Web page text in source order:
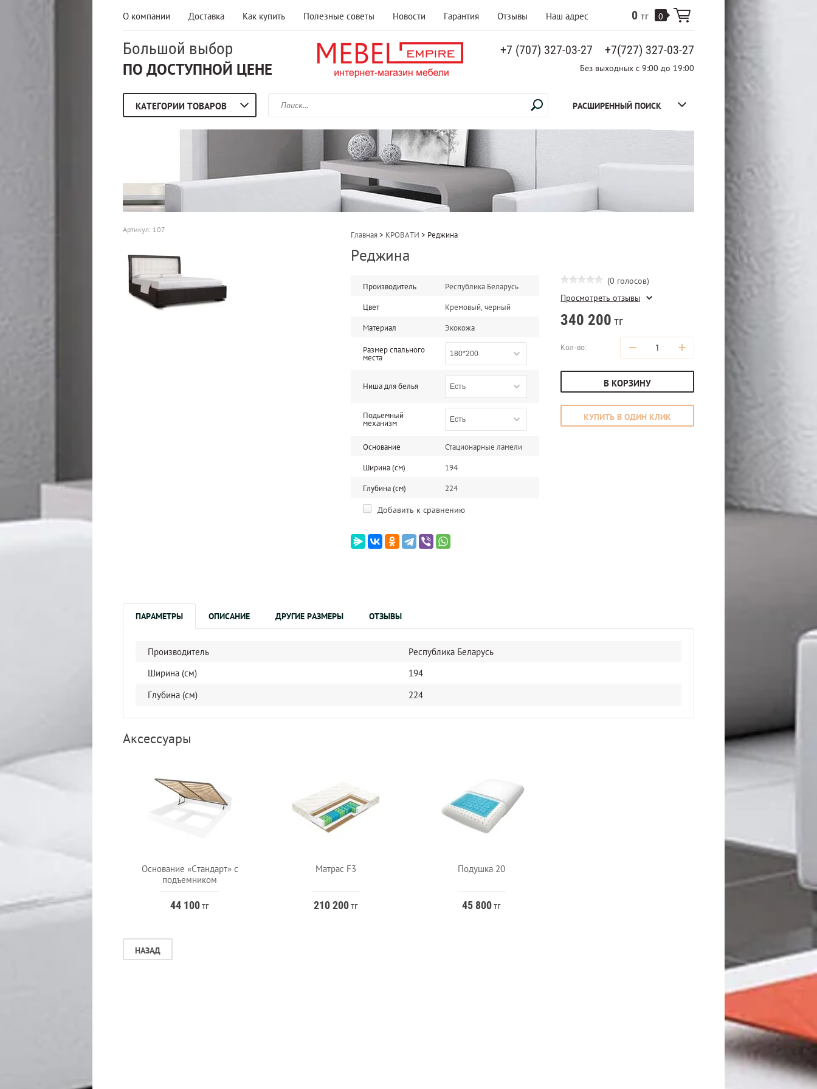
О компании Доставка Как купить Полезные советы Новости Гарантия Отзывы Наш адрес 0 тг 0
Большой выбор
ПО ДОСТУПНОЙ ЦЕНЕ
+7 (707) 327-03-27 +7(727) 327-03-27
Без выходных с 9:00 до 19:00
КАТЕГОРИИ ТОВАРОВ РАСШИРЕННЫЙ ПОИСК
Главная > КРОВАТИ > Реджина
Реджина
Артикул: 107
Производитель
Республика Беларусь
Цвет
Кремовый, черный
Материал
Экокожа
Размер спального
места 180*200
Ниша для белья Есть
Подьемный
механизм Есть
Основание
Стационарные ламели
Ширина (см)
194
Глубина (см)
224
Добавить к сравнению
(0 голосов)
Просмотреть отзывы
340 200 тг
Кол-во: − +
В КОРЗИНУ
КУПИТЬ В ОДИН КЛИК
ПАРАМЕТРЫ ОПИСАНИЕ ДРУГИЕ РАЗМЕРЫ ОТЗЫВЫ
Производитель
Республика Беларусь
Ширина (см)
194
Глубина (см)
224
Аксессуары
Основание «Стандарт» с
подъемником
44 100тг
Матрас F3
210 200тг
Подушка 20
45 800тг
НАЗАД